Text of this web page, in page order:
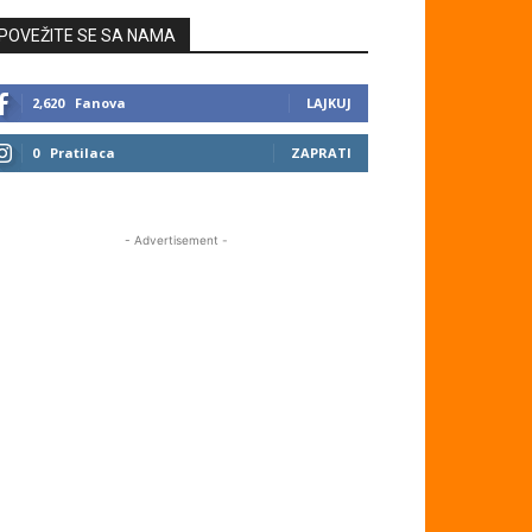
SE SA NAMA
2,620 Fanova LAJKUJ
0 Pratilaca ZAPRATI
- Advertisement -